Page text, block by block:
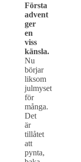
Första
advent
ger
en
viss
känsla.
Nu
börjar
liksom
julmyset
för
många.
Det
är
tillåtet
att
pynta,